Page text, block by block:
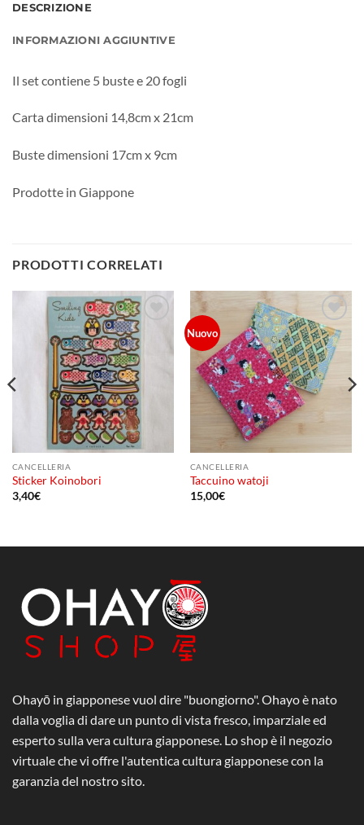
DESCRIZIONE
INFORMAZIONI AGGIUNTIVE
Il set contiene 5 buste e 20 fogli
Carta dimensioni 14,8cm x 21cm
Buste dimensioni 17cm x 9cm
Prodotte in Giappone
PRODOTTI CORRELATI
Aggiungi
alla lista
desideri
CANCELLERIA
Sticker Koinobori
3,40€
Nuovo
Aggiungi
alla lista
dei
desideri
CANCELLERIA
Taccuino watoji
15,00€
Ohayō in giapponese vuol dire "buongiorno". Ohayo è nato
dalla voglia di dare un punto di vista fresco, imparziale ed
esperto sulla vera cultura giapponese. Lo shop è il negozio
virtuale che vi offre l'autentica cultura giapponese con la
garanzia del nostro sito.